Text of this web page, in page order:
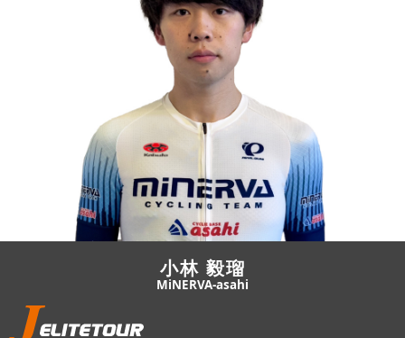
競技ガイド
加盟・登録
エントリー
JBCF ROAD SERIESとは
小林 毅瑠
MiNERVA-asahi